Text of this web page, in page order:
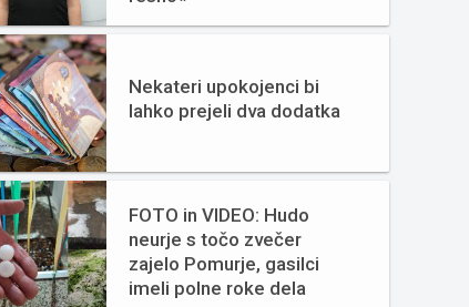
Nekateri upokojenci bi
lahko prejeli dva dodatka
FOTO in VIDEO: Hudo
neurje s točo zvečer
zajelo Pomurje, gasilci
imeli polne roke dela